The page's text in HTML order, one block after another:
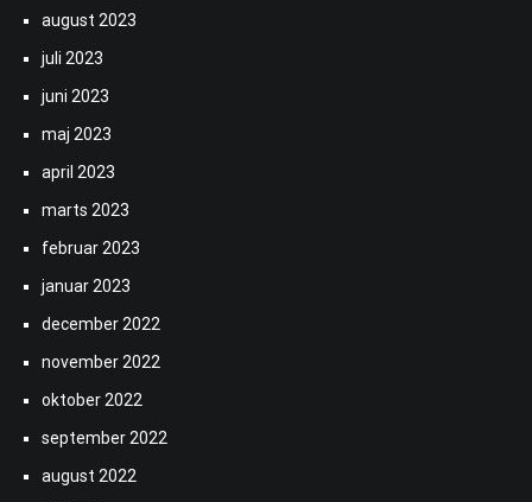
august 2023
juli 2023
juni 2023
maj 2023
april 2023
marts 2023
februar 2023
januar 2023
december 2022
november 2022
oktober 2022
september 2022
august 2022